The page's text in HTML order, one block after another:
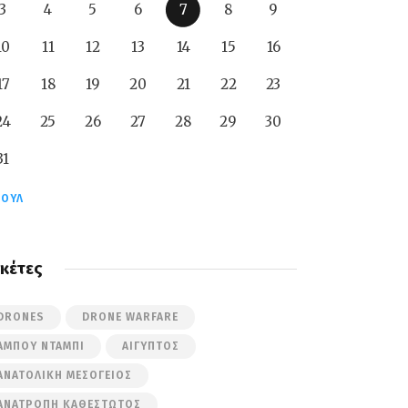
3 4 5 6 7 8 9
11 12 13 14 15 16
18 19 20 21 22 23
25 26 27 28 29 30
DRONE WARFARE
ΝΤΆΜΠΙ ΑΊΓΥΠΤΟΣ
ΜΕΣΌΓΕΙΟΣ
ΚΑΘΕΣΤΏΤΟΣ